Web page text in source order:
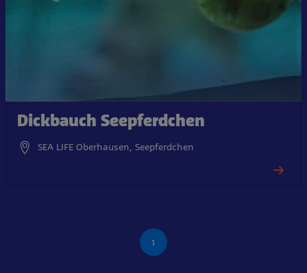
Dickbauch Seepferdchen
SEA LIFE Oberhausen, Seepferdchen
1